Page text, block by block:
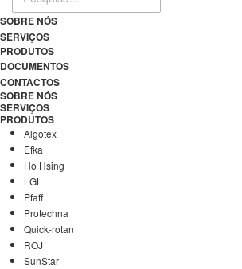
SOBRE NÓS
SERVIÇOS
PRODUTOS
DOCUMENTOS
CONTACTOS
SOBRE NÓS
SERVIÇOS
PRODUTOS
Algotex
Efka
Ho Hsing
LGL
Pfaff
Protechna
Quick-rotan
ROJ
SunStar